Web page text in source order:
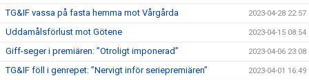
TG&IF vassa på fasta hemma mot Vårgårda 2023-04-28 22:57
Uddamålsförlust mot Götene 2023-04-15 08:54
Giff-seger i premiären: ”Otroligt imponerad” 2023-04-06 23:08
TG&IF föll i genrepet: ”Nervigt inför seriepremiären” 2023-04-01 16:49